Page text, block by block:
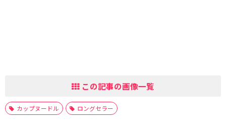
この記事の画像一覧
カップヌードル ロングセラー